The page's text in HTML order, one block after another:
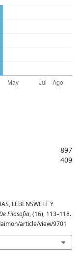
897
409
LEBENSWELT Y
Filosofia, (16), 113–118.
article/view/9701